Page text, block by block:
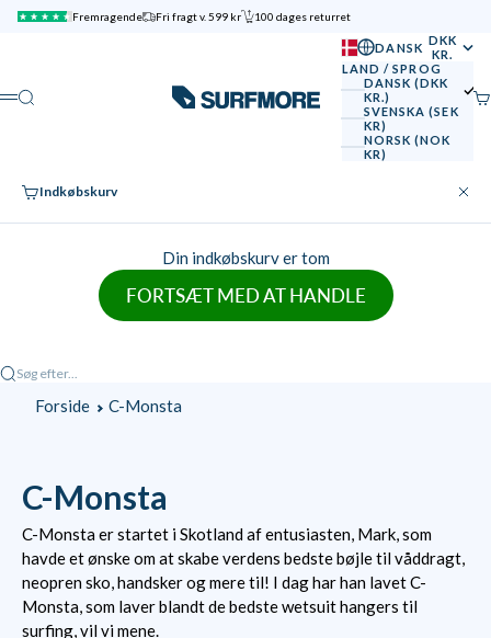
Spring til indhold
Fremragende Fri fragt v. 599 kr 100 dages returret
SURFMORE
Menu
Søg
DANSK DKK
KR.
LAND / SPROG
DANSK (DKK
KR.)
SVENSKA (SEK
KR)
NORSK (NOK
KR)
Indkøbskurv Luk
Din indkøbskurv er tom
FORTSÆT MED AT HANDLE
Søg efter...
Forside
C-Monsta
C-Monsta
C-Monsta er startet i Skotland af entusiasten, Mark, som
havde et ønske om at skabe verdens bedste bøjle til våddragt,
neopren sko, handsker og mere til! I dag har han lavet C-
Monsta, som laver blandt de bedste wetsuit hangers til
surfing, vil vi mene.